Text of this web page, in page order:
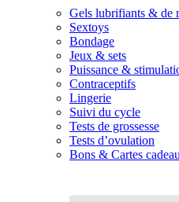
Gels lubrifiants & de
Sextoys
Bondage
Jeux & sets
Puissance &
Contraceptifs
Lingerie
Suivi du cycle
Tests de grossesse
Tests d’ovulation
Bons & Cartes